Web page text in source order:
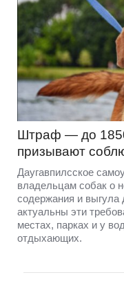
Штраф — до
призывают
Даугавпилсское
владельцам собак о
содержания и
актуальны эти
местах, парках и у
отдыхающих.